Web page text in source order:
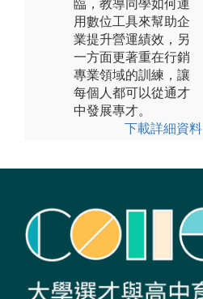
臨，教導同學如何運
用數位工具來幫助企
業提升營運績效，另
一方面更著重在行銷
專業領域的訓練，讓
每個人都可以從通才
中發展專才。
下載詳細資料